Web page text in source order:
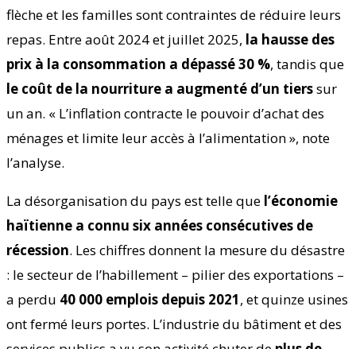
flèche et les familles sont contraintes de réduire leurs
repas. Entre août 2024 et juillet 2025, la hausse des
prix à la consommation a dépassé 30 %, tandis que
le coût de la nourriture a augmenté d’un tierssur
un an. « L’inflation contracte le pouvoir d’achat des
ménages et limite leur accès à l’alimentation », note
l’analyse.
La désorganisation du pays est telle que l’économie
haïtienne a connu six années consécutives de
récession. Les chiffres donnent la mesure du désastre
: le secteur de l’habillement – pilier des exportations –
a perdu 40 000 emplois depuis 2021, et quinze usines
ont fermé leurs portes. L’industrie du bâtiment et des